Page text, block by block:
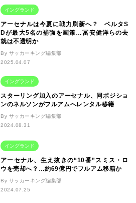
イングランド
アーセナルは今夏に戦力刷新へ？ ベルタS
Dが最大5名の補強を画策…冨安健洋らの去
就は不透明か
By サッカーキング編集部
2025.04.07
イングランド
スターリング加入のアーセナル、同ポジショ
ンのネルソンがフルアムへレンタル移籍
By サッカーキング編集部
2024.08.31
イングランド
アーセナル、生え抜きの“10番”スミス・ロ
ウを売却へ？…約69億円でフルアム移籍か
By サッカーキング編集部
2024.07.25